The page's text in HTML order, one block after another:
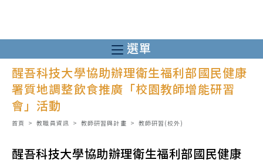
至
主
內
容
選單
醒吾科技大學協助辦理衛生福利部國民健康
署質地調整飲食推廣「校園教師增能研習
會」活動
首頁 > 教職員資訊 > 教師研習與計畫 > 教師研習(校外)
醒吾科技大學協助辦理衛生福利部國民健康